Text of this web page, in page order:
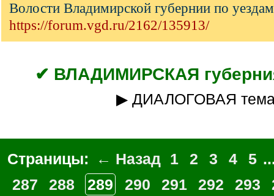
Волости Владимирской губернии по
https://forum.vgd.ru/2162/135913/
✔ ВЛАДИМИРСКАЯ
▶ ДИАЛОГОВАЯ
Страницы: ← Назад 1 2 3 4 5
287
288 289 290 291 292 293